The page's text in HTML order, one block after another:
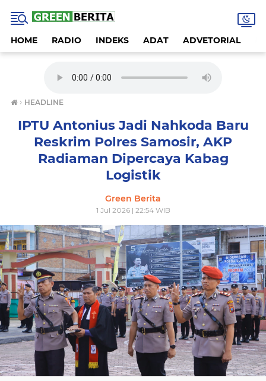
HOME RADIO INDEKS ADAT ADVETORIAL
› HEADLINE
IPTU Antonius Jadi Nahkoda Baru
Reskrim Polres Samosir, AKP
Radiaman Dipercaya Kabag
Logistik
Green Berita
1 Jul 2026 | 22:54 WIB